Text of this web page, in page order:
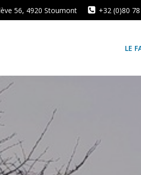
56, 4920 Stoumont +32 (0)80
LE